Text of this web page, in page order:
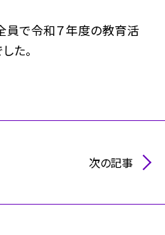
員で令和７年度の教育活
た。
次の記事